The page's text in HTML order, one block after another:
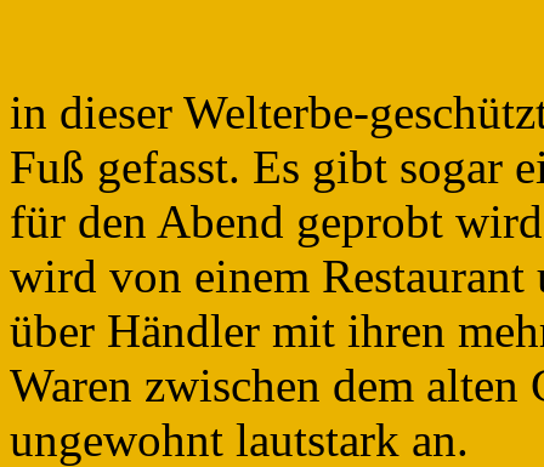
in dieser Welterbe-
Fuß gefasst. Es gibt sogar
für den Abend geprobt
wird von einem Restaurant
über Händler mit ihren
Waren zwischen dem alten
ungewohnt lautstark an.